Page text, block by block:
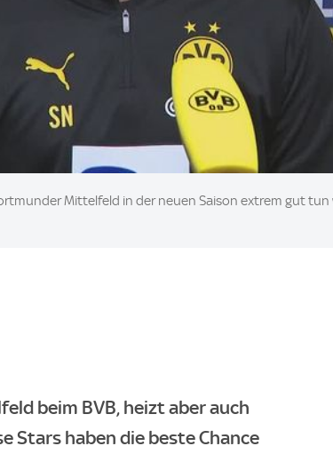
Mittelfeld in der neuen Saison extrem gut tun
beim BVB, heizt aber auch
Stars haben die beste Chance